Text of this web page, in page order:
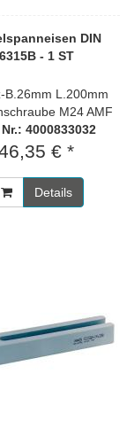
DIN
- 1 ST
B.26mm L.200mm
M24 AMF
4000833032
€ *
Details